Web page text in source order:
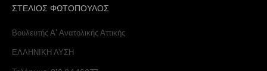
ΣΤΕΛΙΟΣ ΦΩΤΟΠΟΥΛΟΣ
Βουλευτής Α' Ανατολικής Αττικής
ΕΛΛΗΝΙΚΗ ΛΥΣΗ